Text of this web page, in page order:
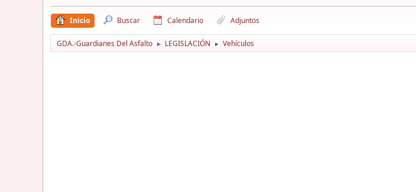
Inicio Buscar Calendario Adjuntos
GDA.-Guardianes Del Asfalto ► LEGISLACIÓN ► Vehículos